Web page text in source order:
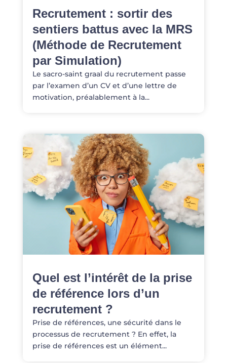
Recrutement : sortir des
sentiers battus avec la MRS
(Méthode de Recrutement
par Simulation)
Le sacro-saint graal du recrutement passe
par l’examen d’un CV et d’une lettre de
motivation, préalablement à la...
Quel est l’intérêt de la prise
de référence lors d’un
recrutement ?
Prise de références, une sécurité dans le
processus de recrutement ? En effet, la
prise de références est un élément...